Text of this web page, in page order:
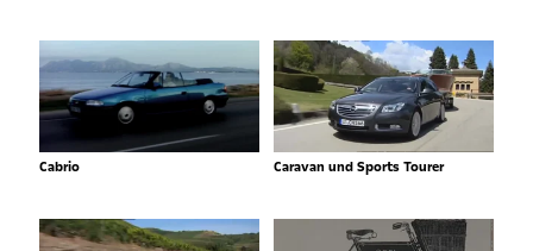
Cabrio Caravan und Sports Tourer